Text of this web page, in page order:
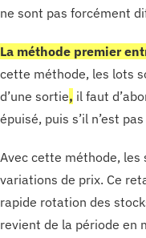
ne sont pas forcément
La méthode premier
cette méthode, les lots
d’une sortie, il faut
épuisé, puis s’il n’est
Avec cette méthode,
variations de prix. Ce
rapide rotation des
revient de la période en